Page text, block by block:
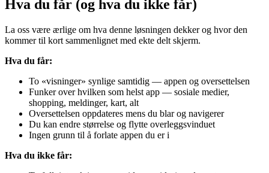
Hva du får (og hva du ikke får)
La oss være ærlige om hva denne løsningen dekker og hvor den
kommer til kort sammenlignet med ekte delt skjerm.
Hva du får:
To «visninger» synlige samtidig — appen og oversettelsen
Funker over hvilken som helst app — sosiale medier,
shopping, meldinger, kart, alt
Oversettelsen oppdateres mens du blar og navigerer
Du kan endre størrelse og flytte overleggsvinduet
Ingen grunn til å forlate appen du er i
Hva du ikke får: